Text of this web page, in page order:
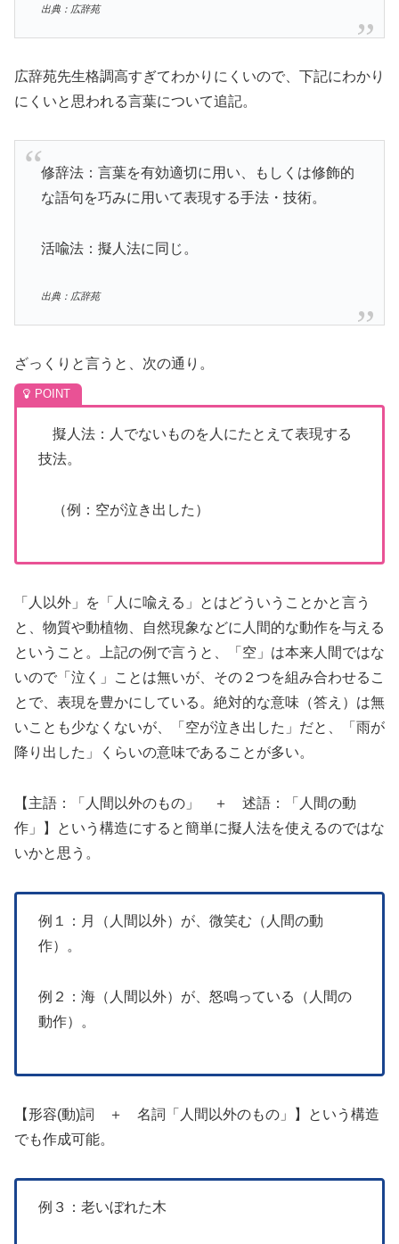
出典：広辞苑
広辞苑先生格調高すぎてわかりにくいので、下記にわかり
にくいと思われる言葉について追記。
修辞法：言葉を有効適切に用い、もしくは修飾的
な語句を巧みに用いて表現する手法・技術。
活喩法：擬人法に同じ。
出典：広辞苑
ざっくりと言うと、次の通り。
擬人法：人でないものを人にたとえて表現する
技法。
（例：空が泣き出した）
「人以外」を「人に喩える」とはどういうことかと言う
と、物質や動植物、自然現象などに人間的な動作を与える
ということ。上記の例で言うと、「空」は本来人間ではな
いので「泣く」ことは無いが、その２つを組み合わせるこ
とで、表現を豊かにしている。絶対的な意味（答え）は無
いことも少なくないが、「空が泣き出した」だと、「雨が
降り出した」くらいの意味であることが多い。
【主語：「人間以外のもの」 ＋ 述語：「人間の動
作」】という構造にすると簡単に擬人法を使えるのではな
いかと思う。
例１：月（人間以外）が、微笑む（人間の動
作）。
例２：海（人間以外）が、怒鳴っている（人間の
動作）。
【形容(動)詞 ＋ 名詞「人間以外のもの」】という構造
でも作成可能。
例３：老いぼれた木